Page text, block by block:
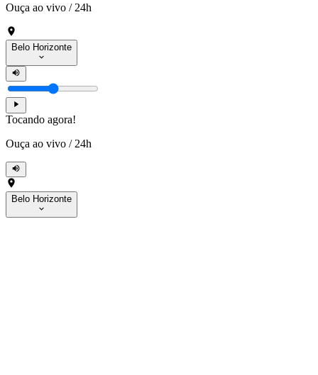
Ouça ao vivo / 24h
Belo Horizonte
Tocando agora!
Ouça ao vivo / 24h
Belo Horizonte